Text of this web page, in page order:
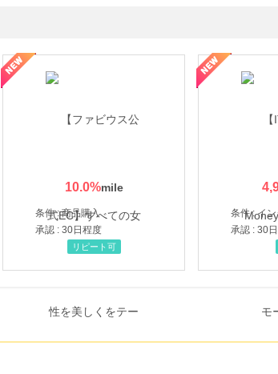
10.0%
条件 : 商品購入
承認 : 30日程度
リピート可
承認 : 30
ハミングウォーター【販売代理店】